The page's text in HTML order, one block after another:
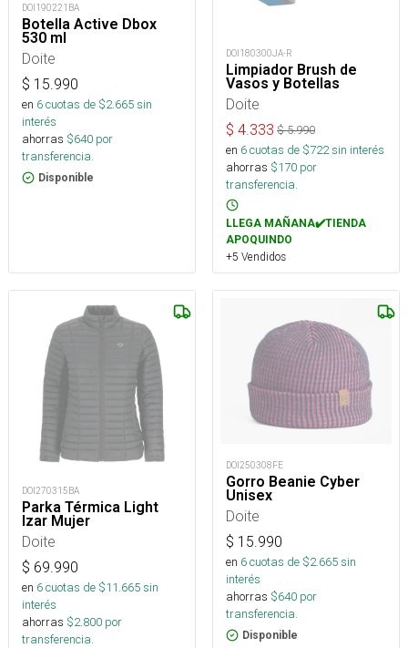
DOI190221BA
Botella Active Dbox
530 ml
Doite
$ 15.990
en 6cuotas de $2.665sin
interés
ahorras $640 por
transferencia.
Disponible
DOI180300JA-R
Limpiador Brush de
Vasos y Botellas
Doite
$ 4.333 $5.990
en 6cuotas de $722sin interés
ahorras $170 por
transferencia.
LLEGA MAÑANA✔️TIENDA
APOQUINDO
+5 Vendidos
DOI270315BA
Parka Térmica Light
Izar Mujer
Doite
$ 69.990
en 6cuotas de $11.665sin
interés
ahorras $2.800 por
transferencia.
DOI250308FE
Gorro Beanie Cyber
Unisex
Doite
$ 15.990
en 6cuotas de $2.665sin
interés
ahorras $640 por
transferencia.
Disponible